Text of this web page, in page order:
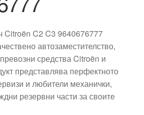
Citroën C2 C3 9640676777
автозаместителство,
средства Citroën и
представлява перфектното
и любители механички,
резервни части за своите